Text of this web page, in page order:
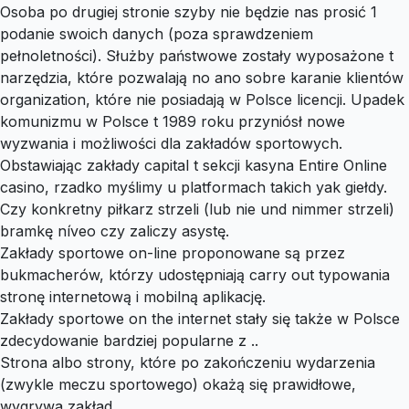
Osoba po drugiej stronie szyby nie będzie nas prosić 1
podanie swoich danych (poza sprawdzeniem
pełnoletności). Służby państwowe zostały wyposażone t
narzędzia, które pozwalają no ano sobre karanie klientów
organization, które nie posiadają w Polsce licencji. Upadek
komunizmu w Polsce t 1989 roku przyniósł nowe
wyzwania i możliwości dla zakładów sportowych.
Obstawiając zakłady capital t sekcji kasyna Entire Online
casino, rzadko myślimy u platformach takich yak giełdy.
Czy konkretny piłkarz strzeli (lub nie und nimmer strzeli)
bramkę níveo czy zaliczy asystę.
Zakłady sportowe on-line proponowane są przez
bukmacherów, którzy udostępniają carry out typowania
stronę internetową i mobilną aplikację.
Zakłady sportowe on the internet stały się także w Polsce
zdecydowanie bardziej popularne z ..
Strona albo strony, które po zakończeniu wydarzenia
(zwykle meczu sportowego) okażą się prawidłowe,